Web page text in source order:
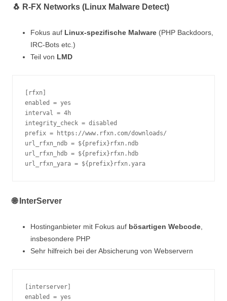
🐧 R-FX Networks (Linux Malware Detect)
Fokus auf Linux-spezifische Malware (PHP Backdoors,
IRC-Bots etc.)
Teil von LMD
[rfxn]
enabled = yes
interval = 4h
integrity_check = disabled
prefix = https://www.rfxn.com/downloads/
url_rfxn_ndb = ${prefix}rfxn.ndb
url_rfxn_hdb = ${prefix}rfxn.hdb
url_rfxn_yara = ${prefix}rfxn.yara
🌐 InterServer
Hostinganbieter mit Fokus auf bösartigen Webcode
insbesondere PHP
Sehr hilfreich bei der Absicherung von Webservern
[interserver]
enabled = yes